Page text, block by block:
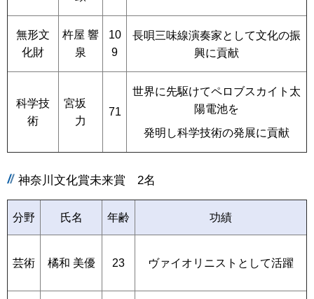
無形文
化財
杵屋 響
泉
10
9
長唄三味線演奏家として文化の振
興に貢献
科学技
術
宮坂
力
71
世界に先駆けてペロブスカイト太
陽電池を
発明し科学技術の発展に貢献
神奈川文化賞未来賞 2名
分野 氏名 年齢 功績
芸術 橘和 美優 23 ヴァイオリニストとして活躍